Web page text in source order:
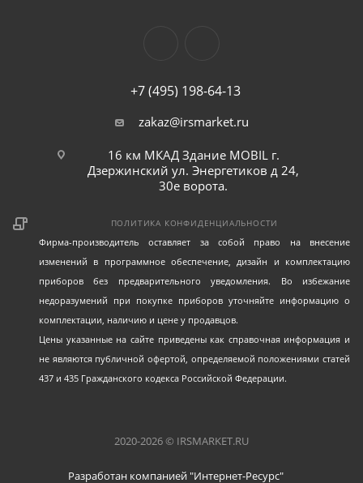
+7 (495) 198-64-13
zakaz@irsmarket.ru
16 км МКАД Здание MOBIL г.
Дзержинский ул. Энергетиков д 24,
30е ворота.
ПОЛИТИКА КОНФИДЕНЦИАЛЬНОСТИ
Фирма-производитель оставляет за собой право на внесение
изменений в программное обеспечение, дизайн и комплектацию
приборов без предварительного уведомления. Во избежание
недоразумений при покупке приборов уточняйте информацию о
комплектации, наличию и цене у продавцов.
Цены указанные на сайте приведены как справочная информация и
не являются публичной офертой, определяемой положениями статей
437 и 435 Гражданского кодекса Российской Федерации.
2020-2026 © IRSMARKET.RU
Разработан компанией "Интернет-Ресурс"